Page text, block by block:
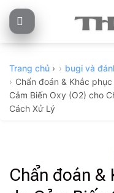
Skip
to
Trang chủ › bugi và
Chẩn đoán & Khắc
Cảm Biến Oxy (O2) cho
Cách Xử Lý
Chẩn đoán &